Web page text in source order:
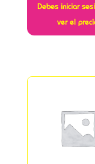
Debes iniciar
ver el